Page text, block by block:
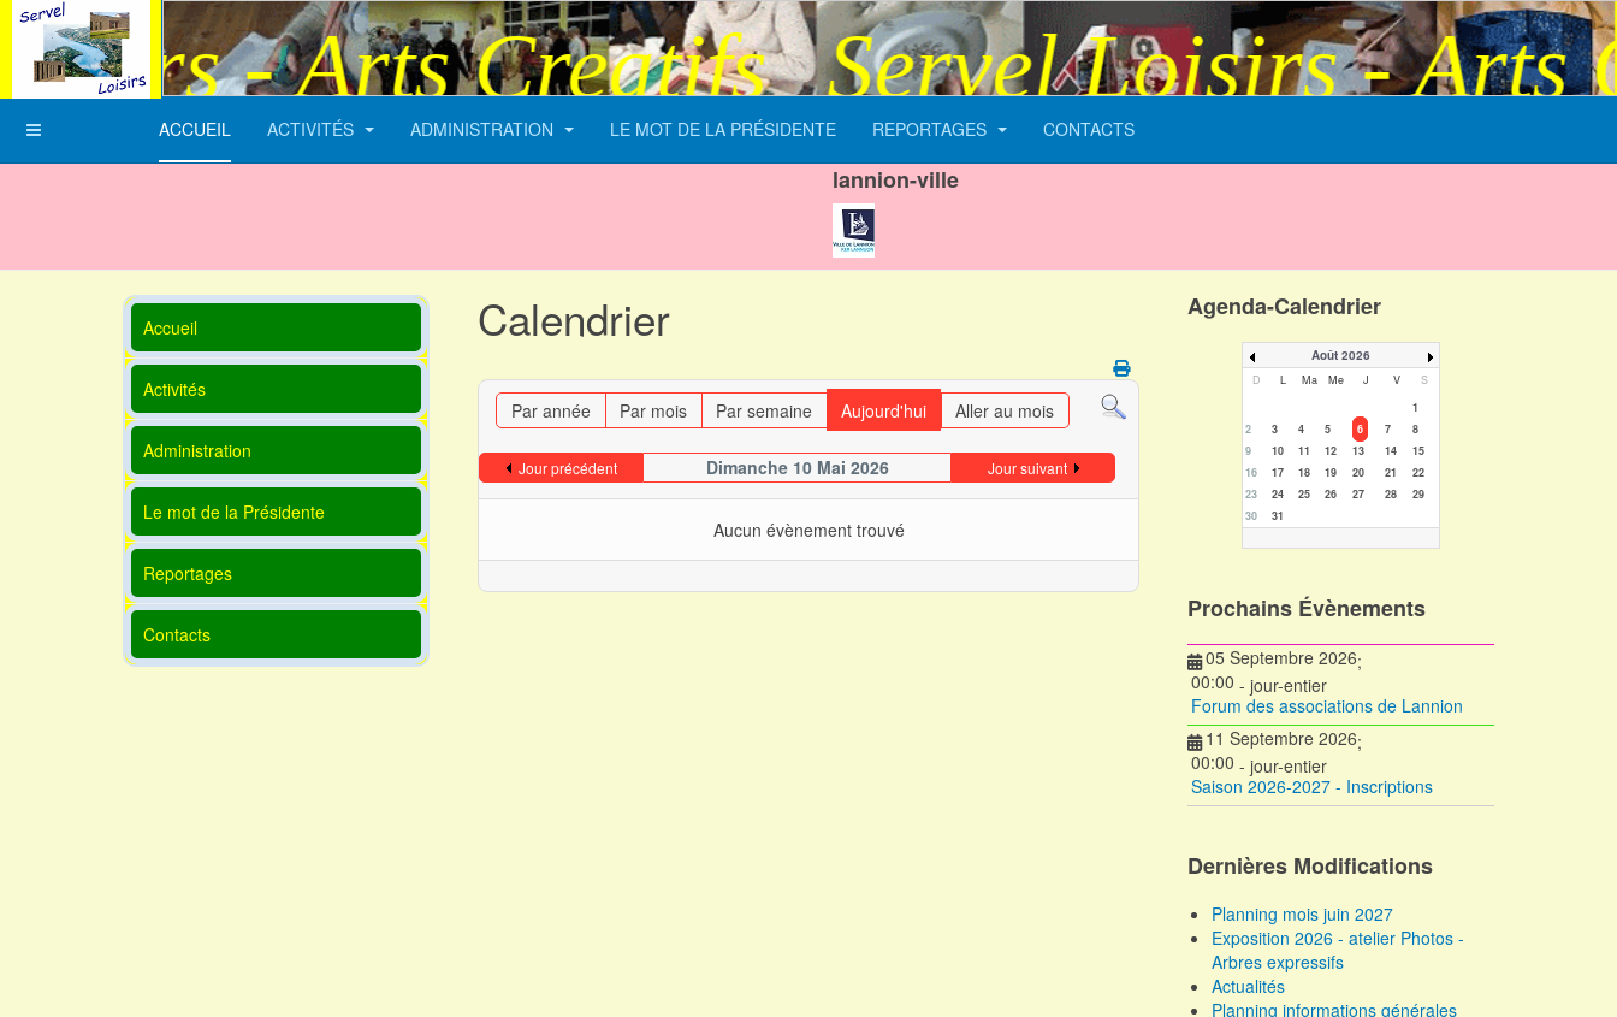
- Arts Creatifs Servel Loisirs - Arts
ACCUEIL ACTIVITÉS ADMINISTRATION LE MOT DE LA PRÉSIDENTE REPORTAGES CONTACTS
lannion-ville
Calendrier
Par année Par mois Par semaine Aujourd'hui Aller au mois
Jour précédent Dimanche 10 Mai 2026 Jour suivant
Aucun évènement trouvé
Accueil
Activités
Administration
Le mot de la Présidente
Reportages
Contacts
Agenda-Calendrier
Août 2026
D L Ma Me J V
S
1
2
3 4 5 6 7
8
9
10 11 12 13 14
15
16
17 18 19 20 21
22
23
24 25 26 27 28
29
30
31
Prochains Évènements
05 Septembre 2026;
00:00 - jour-entier
Forum des associations de Lannion
11 Septembre 2026;
00:00 - jour-entier
Saison 2026-2027 - Inscriptions
Dernières Modifications
Planning mois juin 2027
Exposition 2026 - atelier Photos -
Arbres expressifs
Actualités
Planning informations générales